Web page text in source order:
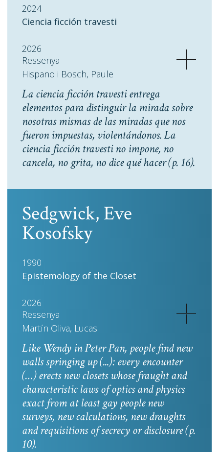
2024
Ciencia ficción travesti
2026
Ressenya
Hispano i Bosch, Paule
La ciencia ficción travesti entrega
elementos para distinguir la mirada sobre
nosotras mismas de las miradas que nos
fueron impuestas, violentándonos. La
ciencia ficción travesti no impone, no
cancela, no grita, no dice qué hacer(p. 16).
Sedgwick, Eve
Kosofsky
1990
Epistemology of the Closet
2026
Ressenya
Martín Oliva, Lucas
Like Wendy inPeter Pan, people find new
walls springing up (...): every encounter
(…) erects new closets whose fraught and
characteristic laws of optics and physics
exact from at least gay people new
surveys, new calculations, new draughts
and requisitions of secrecy or disclosure(p.
10).